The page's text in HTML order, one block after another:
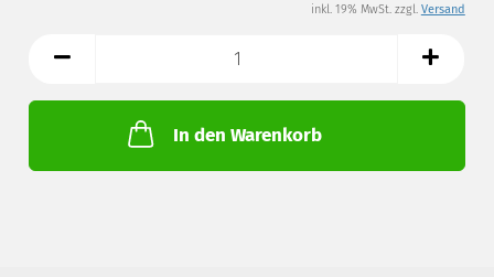
inkl. 19% MwSt. zzgl. Versand
In den Warenkorb